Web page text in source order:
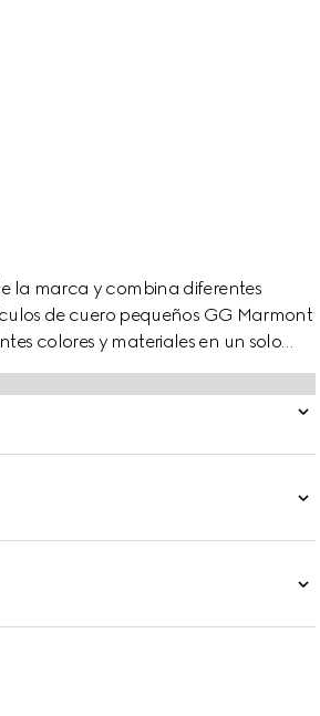
la marca y combina diferentes
de cuero pequeños GG Marmont
colores y materiales en un solo
y GG Supreme, completa con el